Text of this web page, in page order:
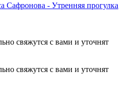
Сафронова - Утренняя прогулка
свяжутся с вами и уточнят
свяжутся с вами и уточнят